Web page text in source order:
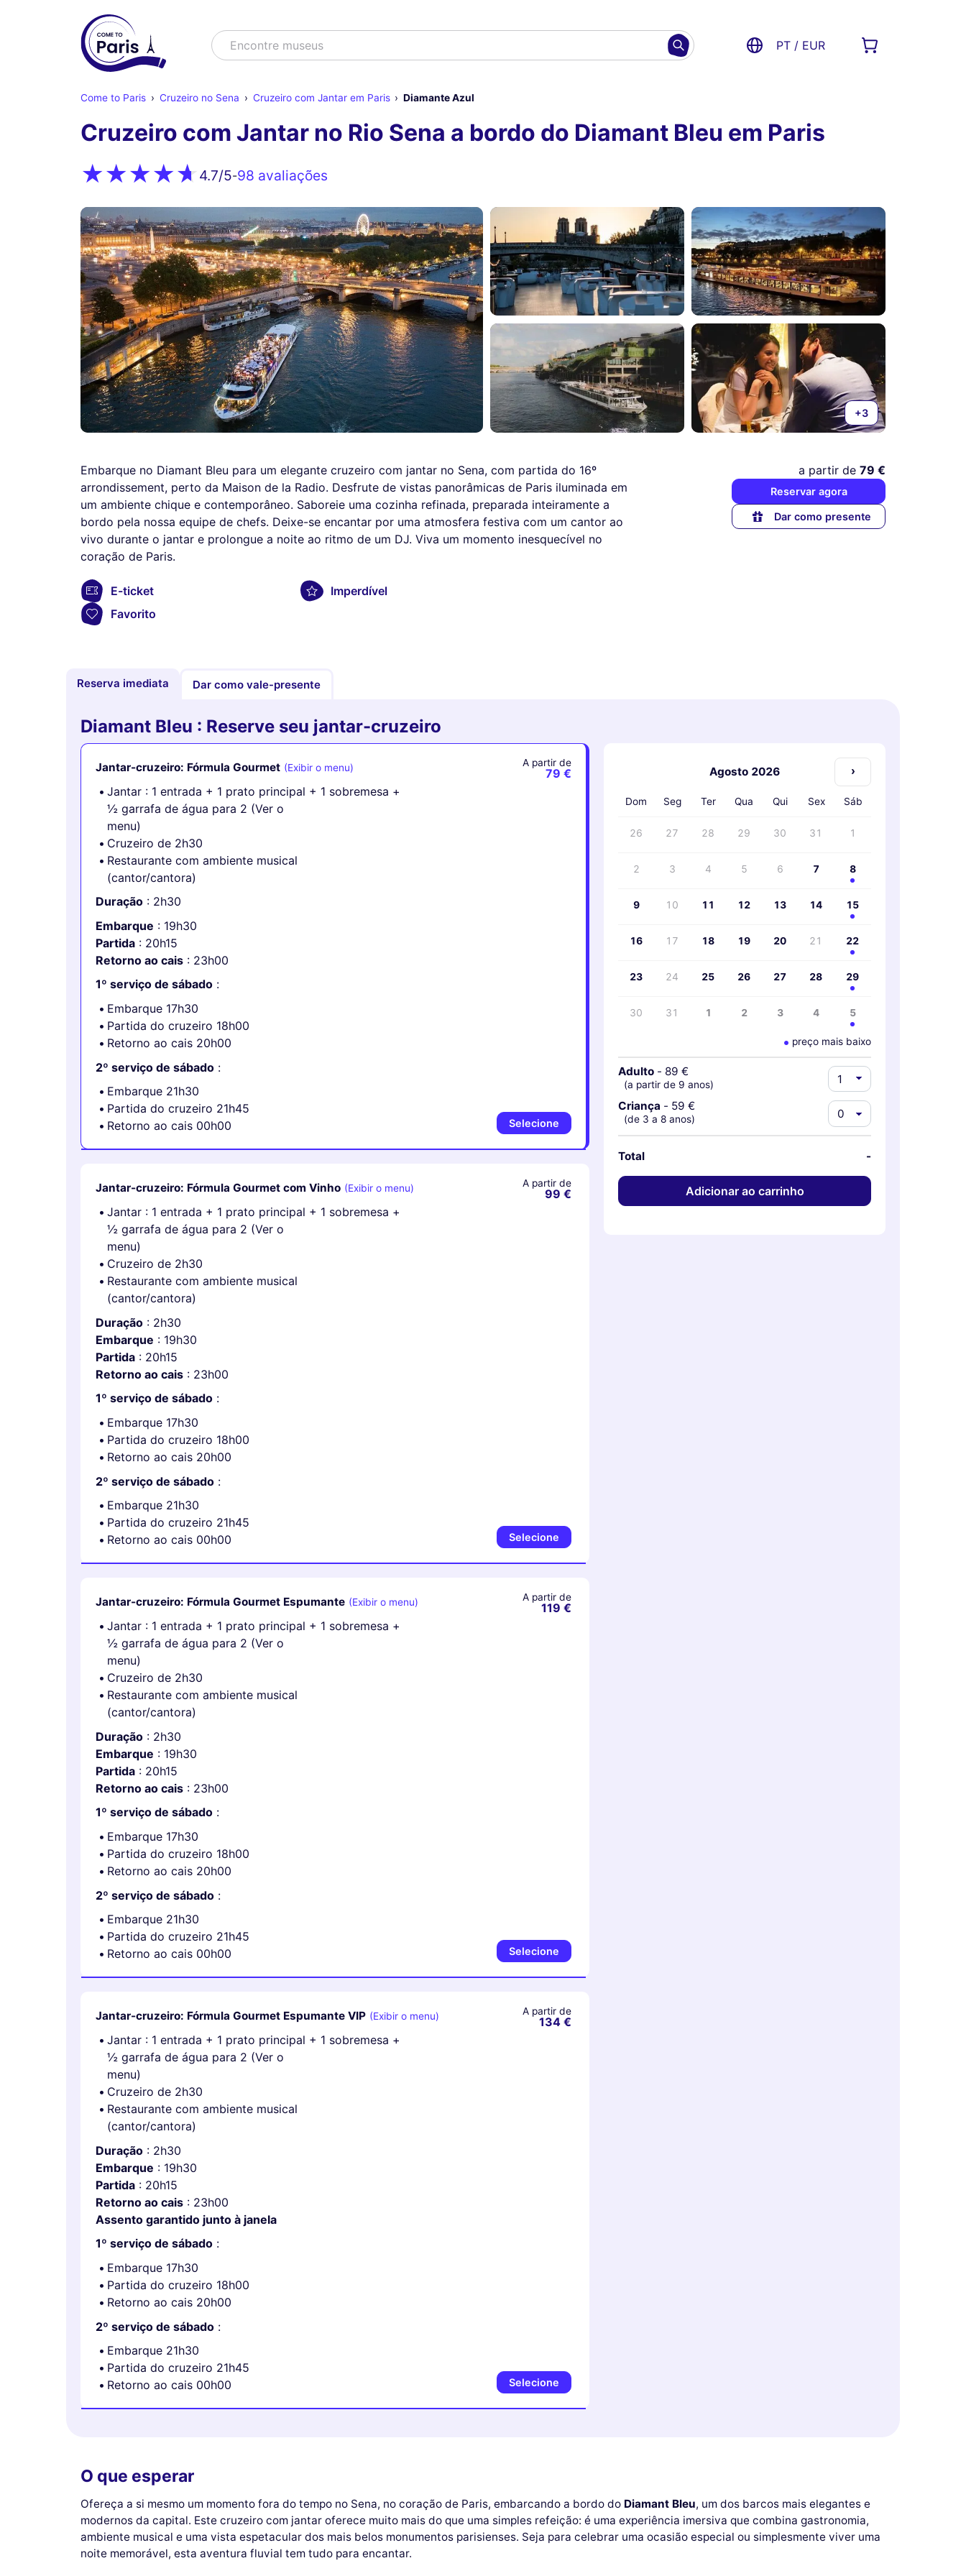
BuscarEncontre museus PT / EUR
Come to Paris Cruzeiro no Sena Cruzeiro com Jantar em Paris Diamante Azul
Cruzeiro com Jantar no Rio Sena a bordo do Diamant Bleu em Paris
4.7/5-98 avaliações
+3
Embarque no Diamant Bleu para um elegante cruzeiro com jantar no Sena, com partida do 16º
arrondissement, perto da Maison de la Radio. Desfrute de vistas panorâmicas de Paris iluminada em
um ambiente chique e contemporâneo. Saboreie uma cozinha refinada, preparada inteiramente a
bordo pela nossa equipe de chefs. Deixe-se encantar por uma atmosfera festiva com um cantor ao
vivo durante o jantar e prolongue a noite ao ritmo de um DJ. Viva um momento inesquecível no
coração de Paris.
E-ticket
Imperdível
Favorito
a partir de 79 €
Reservar agora
Dar como presente
Reserva imediata Dar como vale-presente
Diamant Bleu : Reserve seu jantar-cruzeiro
Jantar-cruzeiro: Fórmula Gourmet (Exibir o menu)
Jantar : 1 entrada + 1 prato principal + 1 sobremesa +
½ garrafa de água para 2 (Ver o
menu)
Cruzeiro de 2h30
Restaurante com ambiente musical
(cantor/cantora)
Duração : 2h30
Embarque : 19h30
Partida : 20h15
Retorno ao cais : 23h00
1º serviço de sábado :
Embarque 17h30
Partida do cruzeiro 18h00
Retorno ao cais 20h00
2º serviço de sábado :
Embarque 21h30
Partida do cruzeiro 21h45
Retorno ao cais 00h00
A partir de
79 €
Selecione
Jantar-cruzeiro: Fórmula Gourmet com Vinho (Exibir o menu)
Jantar : 1 entrada + 1 prato principal + 1 sobremesa +
½ garrafa de água para 2 (Ver o
menu)
Cruzeiro de 2h30
Restaurante com ambiente musical
(cantor/cantora)
Duração : 2h30
Embarque : 19h30
Partida : 20h15
Retorno ao cais : 23h00
1º serviço de sábado :
Embarque 17h30
Partida do cruzeiro 18h00
Retorno ao cais 20h00
2º serviço de sábado :
Embarque 21h30
Partida do cruzeiro 21h45
Retorno ao cais 00h00
A partir de
99 €
Selecione
Jantar-cruzeiro: Fórmula Gourmet Espumante (Exibir o menu)
Jantar : 1 entrada + 1 prato principal + 1 sobremesa +
½ garrafa de água para 2 (Ver o
menu)
Cruzeiro de 2h30
Restaurante com ambiente musical
(cantor/cantora)
Duração : 2h30
Embarque : 19h30
Partida : 20h15
Retorno ao cais : 23h00
1º serviço de sábado :
Embarque 17h30
Partida do cruzeiro 18h00
Retorno ao cais 20h00
2º serviço de sábado :
Embarque 21h30
Partida do cruzeiro 21h45
Retorno ao cais 00h00
A partir de
119 €
Selecione
Jantar-cruzeiro: Fórmula Gourmet Espumante VIP (Exibir o menu)
Jantar : 1 entrada + 1 prato principal + 1 sobremesa +
½ garrafa de água para 2 (Ver o
menu)
Cruzeiro de 2h30
Restaurante com ambiente musical
(cantor/cantora)
Duração : 2h30
Embarque : 19h30
Partida : 20h15
Retorno ao cais : 23h00
Assento garantido junto à janela
1º serviço de sábado :
Embarque 17h30
Partida do cruzeiro 18h00
Retorno ao cais 20h00
2º serviço de sábado :
Embarque 21h30
Partida do cruzeiro 21h45
Retorno ao cais 00h00
A partir de
134 €
Selecione
Agosto 2026 ›
Dom Seg Ter Qua Qui Sex Sáb
26 27 28 29 30 31 1
2 3 4 5 6 7 8
9 10 11 12 13 14 15
16 17 18 19 20 21 22
23 24 25 26 27 28 29
30 31 1 2 3 4 5
preço mais baixo
Adulto - 89 €
(a partir de 9 anos)
Criança - 59 €
(de 3 a 8 anos)
Total -
Adicionar ao carrinho
O que esperar
Ofereça a si mesmo um momento fora do tempo no Sena, no coração de Paris, embarcando a bordo do Diamant Bleu, um dos barcos mais elegantes e
modernos da capital. Este cruzeiro com jantar oferece muito mais do que uma simples refeição: é uma experiência imersiva que combina gastronomia,
ambiente musical e uma vista espetacular dos mais belos monumentos parisienses. Seja para celebrar uma ocasião especial ou simplesmente viver uma
noite memorável, esta aventura fluvial tem tudo para encantar.